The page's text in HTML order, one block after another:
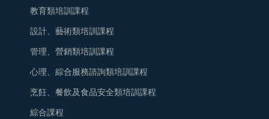
教育類培訓課程
設計、藝術類培訓課程
管理、營銷類培訓課程
心理、綜合服務諮詢類培訓課程
烹飪、餐飲及食品安全類培訓課程
綜合課程